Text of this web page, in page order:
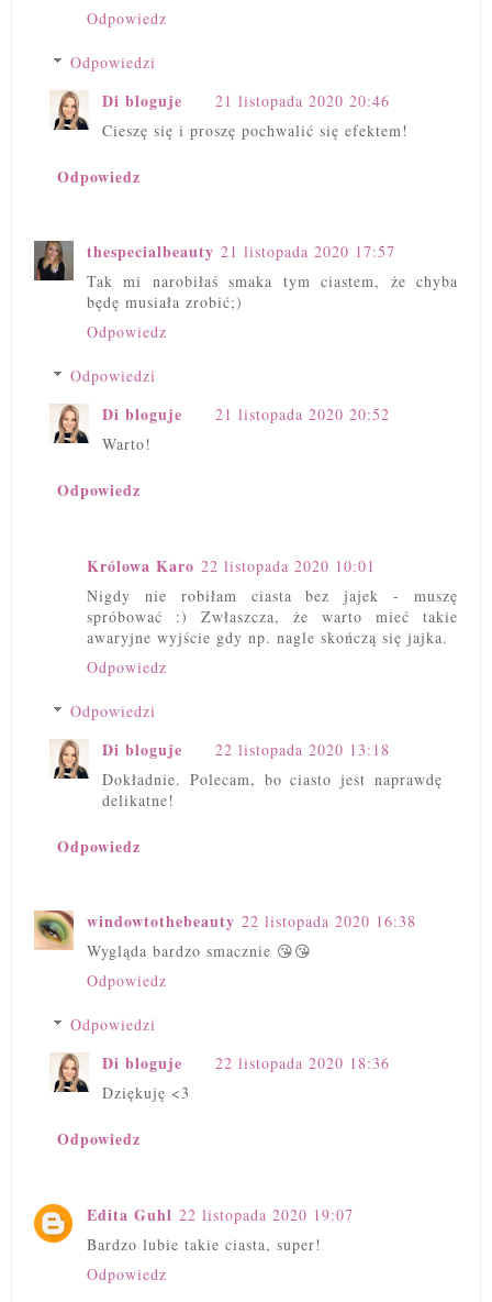
Odpowiedz
Odpowiedzi
Di bloguje
21 listopada 2020 20:46
Cieszę się i proszę pochwalić się efektem!
Odpowiedz
thespecialbeauty 21 listopada 2020 17:57
Tak mi narobiłaś smaka tym ciastem, że chyba
będę musiała zrobić;)
Odpowiedz
Odpowiedzi
Di bloguje
21 listopada 2020 20:52
Warto!
Odpowiedz
Królowa Karo 22 listopada 2020 10:01
Nigdy nie robiłam ciasta bez jajek - muszę
spróbować :) Zwłaszcza, że warto mieć takie
awaryjne wyjście gdy np. nagle skończą się jajka.
Odpowiedz
Odpowiedzi
Di bloguje
22 listopada 2020 13:18
Dokładnie. Polecam, bo ciasto jest naprawdę
delikatne!
Odpowiedz
windowtothebeauty 22 listopada 2020 16:38
Wygląda bardzo smacznie 😘😘
Odpowiedz
Odpowiedzi
Di bloguje
22 listopada 2020 18:36
Dziękuję <3
Odpowiedz
Edita Guhl 22 listopada 2020 19:07
Bardzo lubie takie ciasta, super!
Odpowiedz